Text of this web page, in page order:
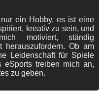
ein Hobby, es ist eine
kreativ zu sein, und
motiviert, ständig
herauszufordern. Ob am
Leidenschaft für Spiele
eSports treiben mich an,
zu geben.